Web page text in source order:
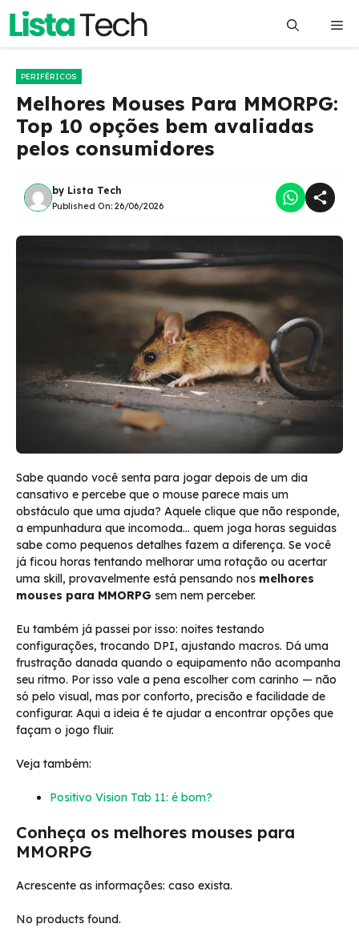
Pular
o
PERIFÉRICOS
Melhores Mouses Para MMORPG:
Top 10 opções bem avaliadas
pelos consumidores
by Lista Tech
Published On: 26/06/2026
Sabe quando você senta para jogar depois de um dia
cansativo e percebe que o mouse parece mais um
obstáculo que uma ajuda? Aquele clique que não responde,
a empunhadura que incomoda… quem joga horas seguidas
sabe como pequenos detalhes fazem a diferença. Se você
já ficou horas tentando melhorar uma rotação ou acertar
uma skill, provavelmente está pensando nos melhores
mouses para MMORPG sem nem perceber.
Eu também já passei por isso: noites testando
configurações, trocando DPI, ajustando macros. Dá uma
frustração danada quando o equipamento não acompanha
seu ritmo. Por isso vale a pena escolher com carinho — não
só pelo visual, mas por conforto, precisão e facilidade de
configurar. Aqui a ideia é te ajudar a encontrar opções que
façam o jogo fluir.
Veja também:
Positivo Vision Tab 11: é bom?
Conheça os melhores mouses para
MMORPG
Acrescente as informações: caso exista.
No products found.